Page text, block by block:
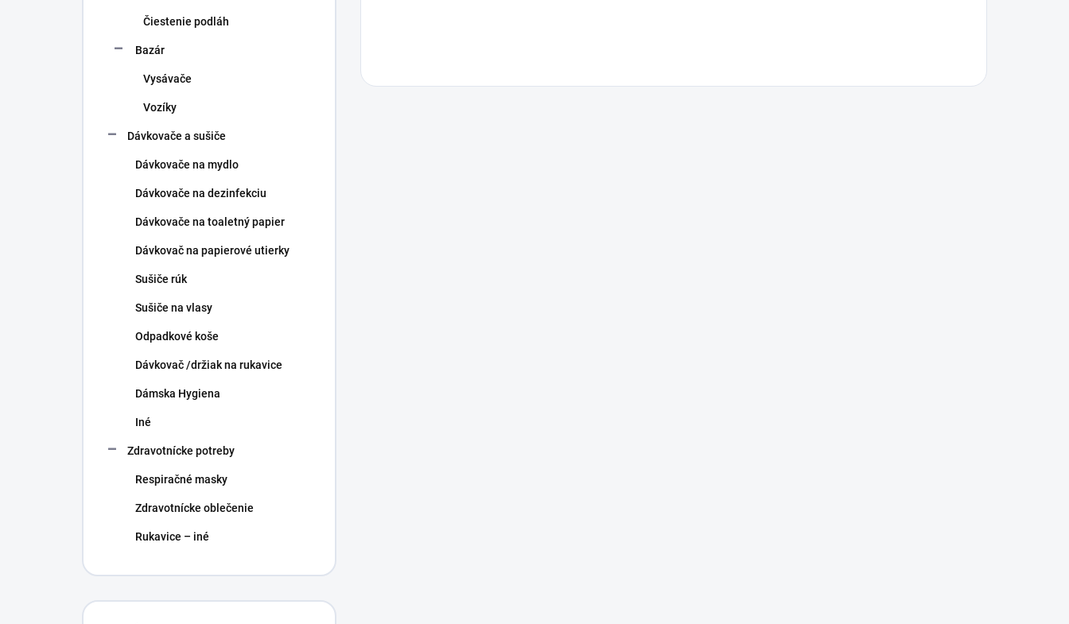
Čiestenie podláh
Bazár
Vysávače
Vozíky
Dávkovače a sušiče
Dávkovače na mydlo
Dávkovače na dezinfekciu
Dávkovače na toaletný papier
Dávkovač na papierové utierky
Sušiče rúk
Sušiče na vlasy
Odpadkové koše
Dávkovač /držiak na rukavice
Dámska Hygiena
Iné
Zdravotnícke potreby
Respiračné masky
Zdravotnícke oblečenie
Rukavice – iné